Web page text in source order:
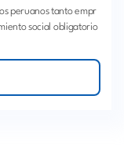
peruanos tanto empr
social obligatorio